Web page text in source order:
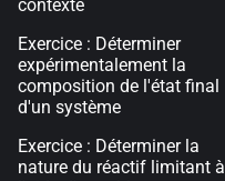
contexte
Exercice : Déterminer
expérimentalement la
composition de l'état final
d'un système
Exercice : Déterminer la
nature du réactif limitant à